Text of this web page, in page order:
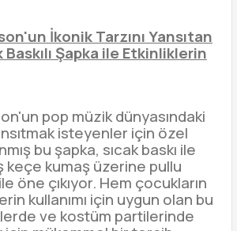
İkonik Tarzını Yansıtan
Baskılı Şapka ile Etkinliklerin
pop müzik dünyasındaki
isteyenler için özel
bu şapka, sıcak baskı ile
keçe kumaş üzerine pullu
öne çıkıyor. Hem çocukların
kullanımı için uygun olan bu
ve kostüm partilerinde